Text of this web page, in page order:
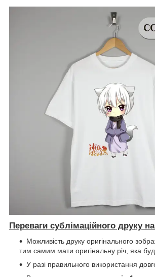
Переваги сублімаційного друку
Можливість друку оригінального
тим самим мати оригінальну річ, яка
У разі правильного використання